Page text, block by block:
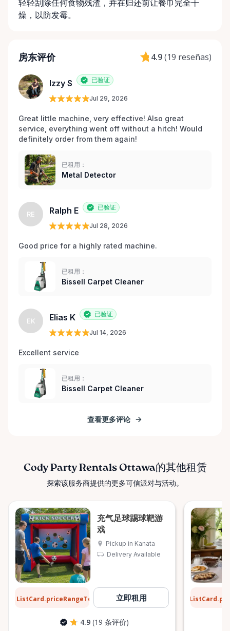
轻轻刮除任何食物残渣，并在归还前让餐巾完全干
燥，以防发霉。
房东评价 4.9(19 reseñas)
Izzy S 已验证
Jul 29, 2026
Great little machine, very effective! Also great
service, everything went off without a hitch! Would
definitely order from them again!
已租用：
Metal Detector
RE Ralph E 已验证
Jul 28, 2026
Good price for a highly rated machine.
已租用：
Bissell Carpet Cleaner
EK Elias K 已验证
Jul 14, 2026
Excellent service
已租用：
Bissell Carpet Cleaner
查看更多评论
Cody Party Rentals Ottawa的其他租赁
探索该服务商提供的更多可信派对与活动。
充气足球踢球靶游
戏
Pickup in Kanata
Delivery Available
ListCard.priceRangeTo 立即租用
4.9 (19 条评价)